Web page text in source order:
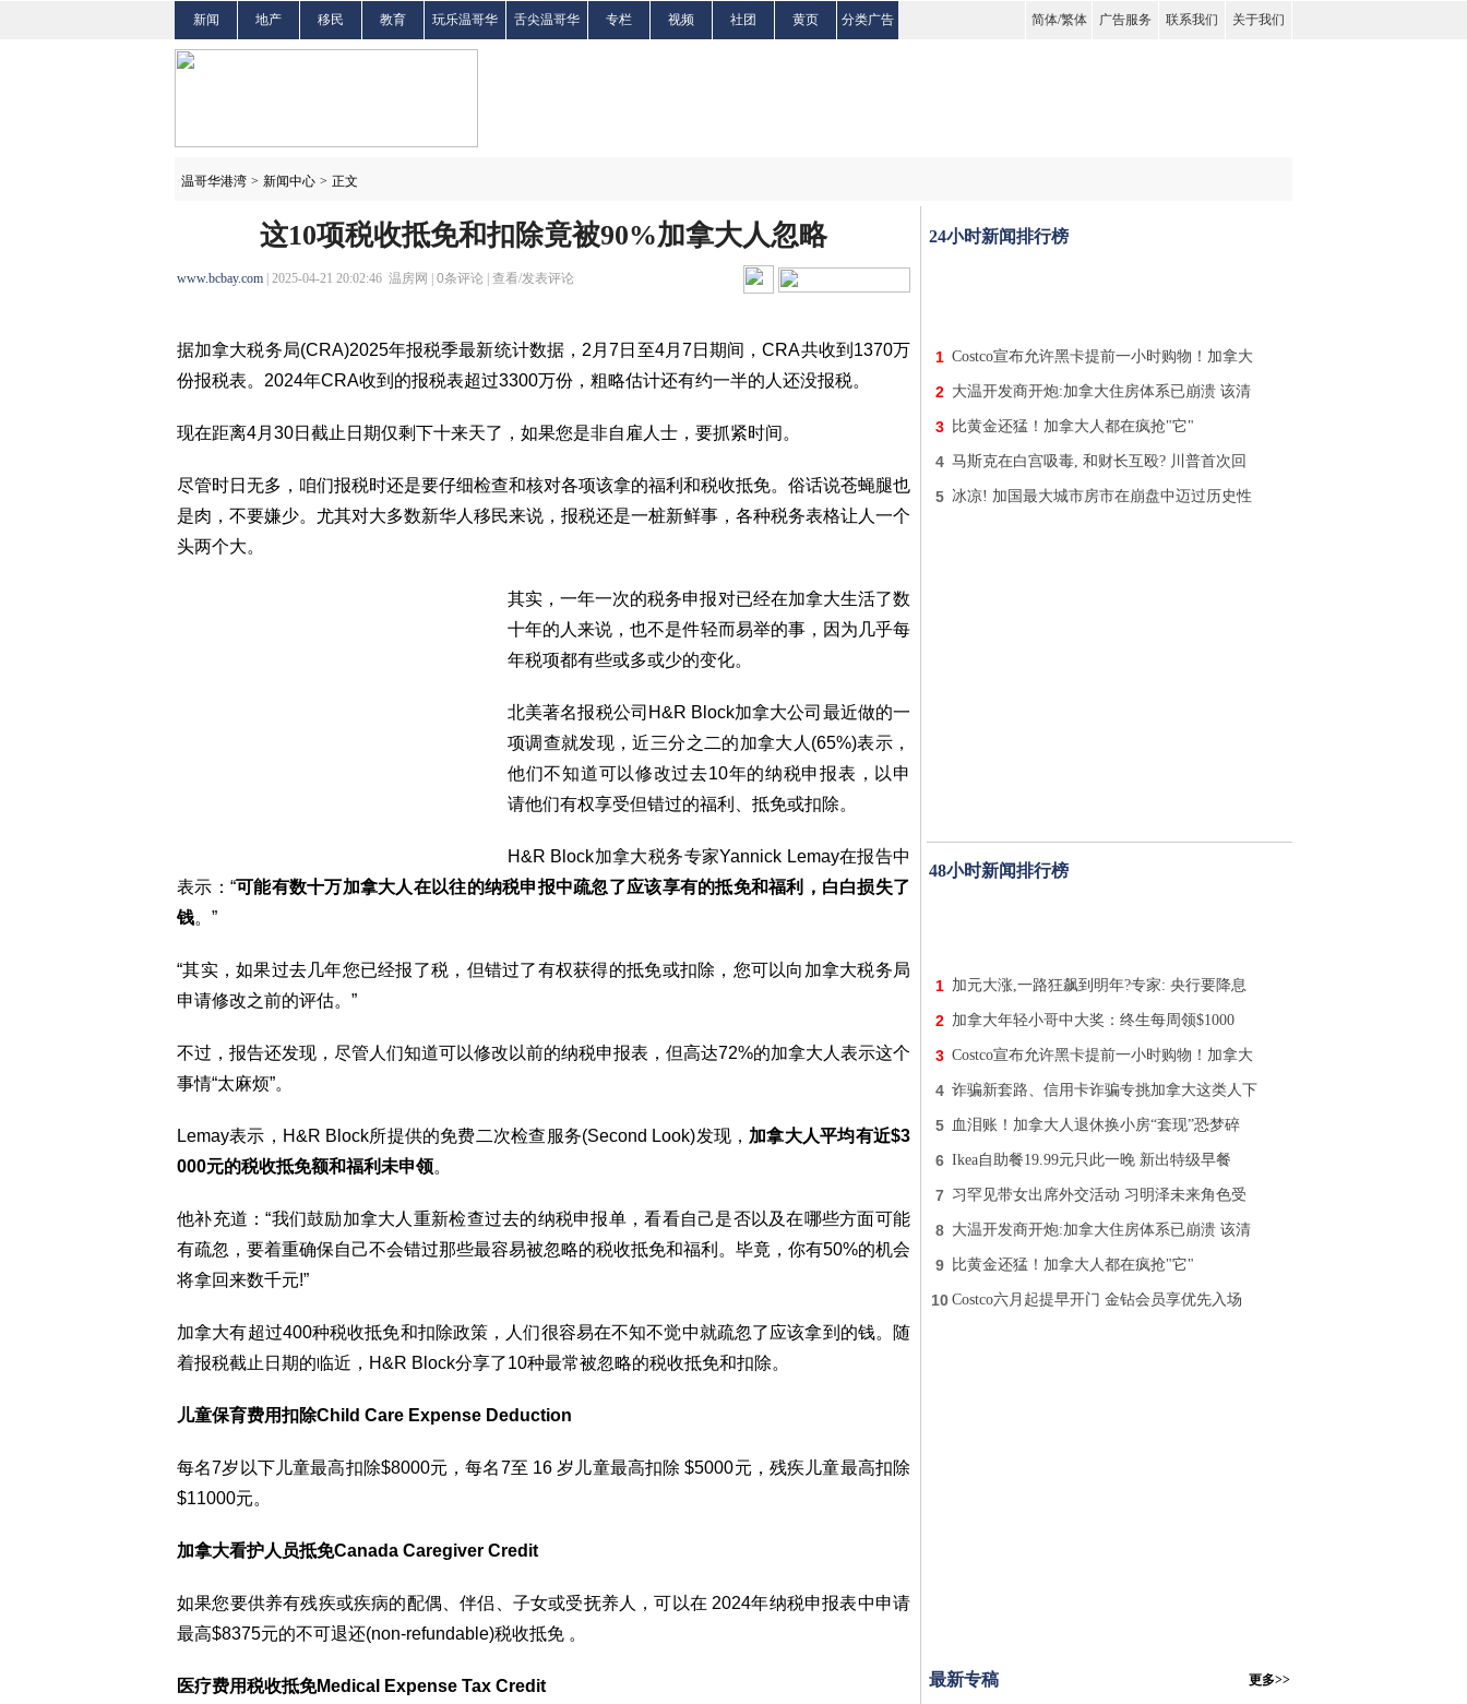
新闻 地产 移民 教育 玩乐温哥华 舌尖温哥华 专栏 视频 社团 黄页 分类广告 简体/繁体 广告服务 联系我们 关于我们
温哥华港湾 > 新闻中心 > 正文
这10项税收抵免和扣除竟被90%加拿大人忽略
www.bcbay.com | 2025-04-21 20:02:46 温房网 | 0条评论 | 查看/发表评论
据加拿大税务局(CRA)2025年报税季最新统计数据，2月7日至4月7日期间，CRA共收到1370万
份报税表。2024年CRA收到的报税表超过3300万份，粗略估计还有约一半的人还没报税。
现在距离4月30日截止日期仅剩下十来天了，如果您是非自雇人士，要抓紧时间。
尽管时日无多，咱们报税时还是要仔细检查和核对各项该拿的福利和税收抵免。俗话说苍蝇腿也
是肉，不要嫌少。尤其对大多数新华人移民来说，报税还是一桩新鲜事，各种税务表格让人一个
头两个大。
其实，一年一次的税务申报对已经在加拿大生活了数
十年的人来说，也不是件轻而易举的事，因为几乎每
年税项都有些或多或少的变化。
北美著名报税公司H&R Block加拿大公司最近做的一
项调查就发现，近三分之二的加拿大人(65%)表示，
他们不知道可以修改过去10年的纳税申报表，以申
请他们有权享受但错过的福利、抵免或扣除。
H&R Block加拿大税务专家Yannick Lemay在报告中
表示：“可能有数十万加拿大人在以往的纳税申报中疏忽了应该享有的抵免和福利，白白损失了
钱。”
“其实，如果过去几年您已经报了税，但错过了有权获得的抵免或扣除，您可以向加拿大税务局
申请修改之前的评估。”
不过，报告还发现，尽管人们知道可以修改以前的纳税申报表，但高达72%的加拿大人表示这个
事情“太麻烦”。
Lemay表示，H&R Block所提供的免费二次检查服务(Second Look)发现， 加拿大人平均有近$3
000元的税收抵免额和福利未申领。
他补充道：“我们鼓励加拿大人重新检查过去的纳税申报单，看看自己是否以及在哪些方面可能
有疏忽，要着重确保自己不会错过那些最容易被忽略的税收抵免和福利。毕竟，你有50%的机会
将拿回来数千元!”
加拿大有超过400种税收抵免和扣除政策，人们很容易在不知不觉中就疏忽了应该拿到的钱。随
着报税截止日期的临近，H&R Block分享了10种最常被忽略的税收抵免和扣除。
儿童保育费用扣除Child Care Expense Deduction
每名7岁以下儿童最高扣除$8000元，每名7至 16 岁儿童最高扣除 $5000元，残疾儿童最高扣除
$11000元。
加拿大看护人员抵免Canada Caregiver Credit
如果您要供养有残疾或疾病的配偶、伴侣、子女或受抚养人，可以在 2024年纳税申报表中申请
最高$8375元的不可退还(non-refundable)税收抵免 。
医疗费用税收抵免Medical Expense Tax Credit
24小时新闻排行榜
1 Costco宣布允许黑卡提前一小时购物！加拿大
2 大温开发商开炮:加拿大住房体系已崩溃 该清
3 比黄金还猛！加拿大人都在疯抢"它"
4 马斯克在白宫吸毒, 和财长互殴? 川普首次回
5 冰凉! 加国最大城市房市在崩盘中迈过历史性
48小时新闻排行榜
1 加元大涨,一路狂飙到明年?专家: 央行要降息
2 加拿大年轻小哥中大奖：终生每周领$1000
3 Costco宣布允许黑卡提前一小时购物！加拿大
4 诈骗新套路、信用卡诈骗专挑加拿大这类人下
5 血泪账！加拿大人退休换小房“套现”恐梦碎
6 Ikea自助餐19.99元只此一晚 新出特级早餐
7 习罕见带女出席外交活动 习明泽未来角色受
8 大温开发商开炮:加拿大住房体系已崩溃 该清
9 比黄金还猛！加拿大人都在疯抢"它"
10 Costco六月起提早开门 金钻会员享优先入场
最新专稿 更多>>